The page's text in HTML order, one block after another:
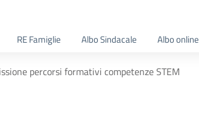
RE Famiglie Albo Sindacale Albo online
percorsi formativi competenze STEM